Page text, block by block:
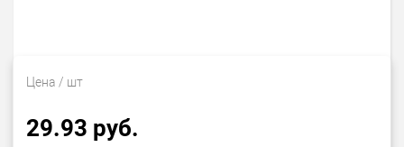
Цена / шт
29.93 руб.